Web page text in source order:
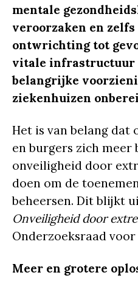
mentale
veroorzaken en
ontwrichting tot
vitale infrastructuur
belangrijke
ziekenhuizen
Het is van belang dat
en burgers zich meer
onveiligheid door
doen om de
beheersen. Dit blijkt
Onveiligheid door
Onderzoeksraad
Meer en grotere